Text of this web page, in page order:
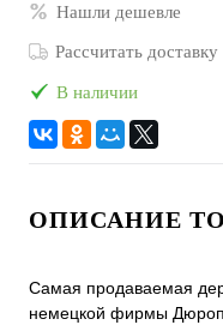
Нашли дешевле
Рассчитать доставку
В наличии
ОПИСАНИЕ
Самая продаваемая
немецкой фирмы